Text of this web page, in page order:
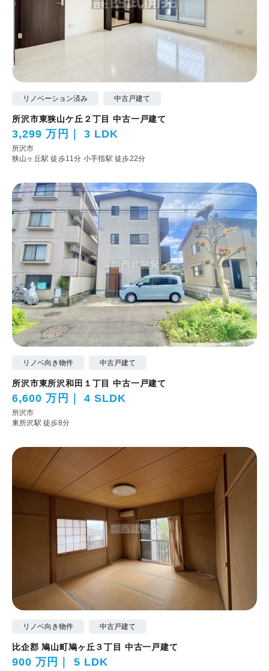
リノベーション済み 中古戸建て
所沢市東狭山ケ丘２丁目 中古一戸建て
3,299 万円 3 LDK
所沢市
狭山ヶ丘駅 徒歩11分 小手指駅 徒歩22分
リノベ向き物件 中古戸建て
所沢市東所沢和田１丁目 中古一戸建て
6,600 万円 4 SLDK
所沢市
東所沢駅 徒歩8分
リノベ向き物件 中古戸建て
比企郡 鳩山町鳩ヶ丘３丁目 中古一戸建て
900 万円 5 LDK